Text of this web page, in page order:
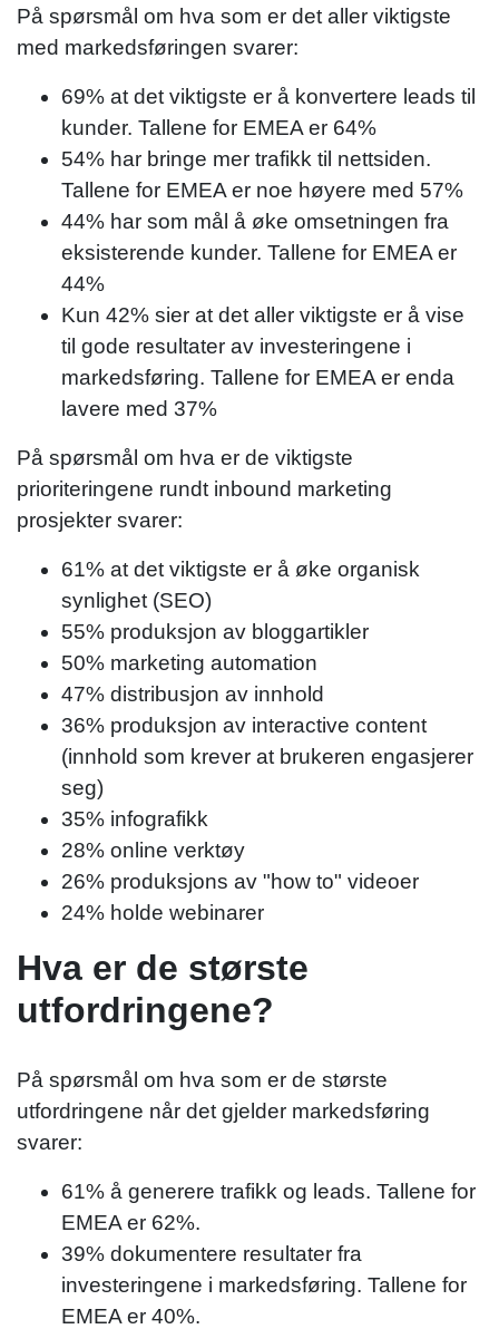
På spørsmål om hva som er det aller viktigste
med markedsføringen svarer:
69% at det viktigste er å konvertere leads til
kunder. Tallene for EMEA er 64%
54% har bringe mer trafikk til nettsiden.
Tallene for EMEA er noe høyere med 57%
44% har som mål å øke omsetningen fra
eksisterende kunder. Tallene for EMEA er
44%
Kun 42% sier at det aller viktigste er å vise
til gode resultater av investeringene i
markedsføring. Tallene for EMEA er enda
lavere med 37%
På spørsmål om hva er de viktigste
prioriteringene rundt inbound marketing
prosjekter svarer:
61% at det viktigste er å øke organisk
synlighet (SEO)
55% produksjon av bloggartikler
50% marketing automation
47% distribusjon av innhold
36% produksjon av interactive content
(innhold som krever at brukeren engasjerer
seg)
35% infografikk
28% online verktøy
26% produksjons av "how to" videoer
24% holde webinarer
Hva er de største
utfordringene?
På spørsmål om hva som er de største
utfordringene når det gjelder markedsføring
svarer:
61% å generere trafikk og leads. Tallene for
EMEA er 62%.
39% dokumentere resultater fra
investeringene i markedsføring. Tallene for
EMEA er 40%.